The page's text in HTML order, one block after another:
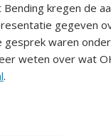
kregen de
gegeven
gesprek waren
weten over wat
.